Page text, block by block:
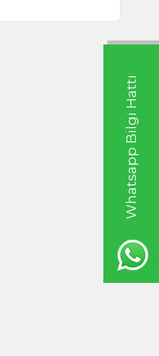
Whatsapp Bilgi Hattı